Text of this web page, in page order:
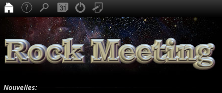
Nouvelles: